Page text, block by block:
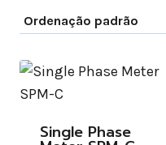
Single Phase